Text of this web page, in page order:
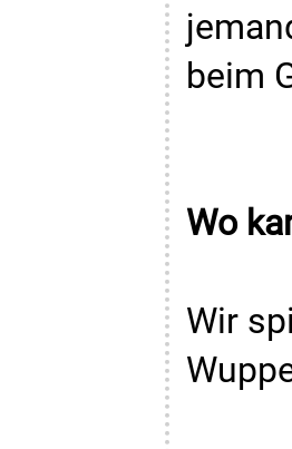
beim
Wo
Wir